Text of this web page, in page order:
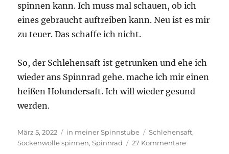
spinnen kann. Ich muss mal schauen, ob ich
eines gebraucht auftreiben kann. Neu ist es mir
zu teuer. Das schaffe ich nicht.
So, der Schlehensaft ist getrunken und ehe ich
wieder ans Spinnrad gehe. mache ich mir einen
heißen Holundersaft. Ich will wieder gesund
werden.
Veröffentlicht
am
März 5, 2022 Kategorien
in meiner Spinnstube Schlagwörter
Schlehensaft,
Sockenwolle spinnen,Spinnrad 27 Kommentarezu